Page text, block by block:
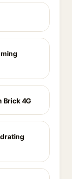
Brick 4G